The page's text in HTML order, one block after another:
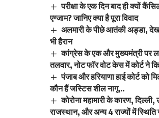
परीक्षा के एक दिन बाद ही क्यों
एग्जाम? जानिए क्या है पूरा विवाद
अलमारी के पीछे आतंकी अड्डा,
भी हैरान
कांग्रेस के एक और मुख्यमंत्री पर
तलवार, नोट फॉर वोट केस में कोर्ट ने
पंजाब और हरियाणा हाई कोर्ट को
कौन हैं जस्टिस शील नागू…
कोरोना महामारी के कारण, दिल्ली,
राजस्थान, और अन्य 4 राज्यों में स्थिति